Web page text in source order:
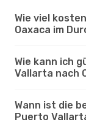
Wie viel
Oaxaca im
Wie kann ich
Vallarta nach
Wann ist die
Puerto